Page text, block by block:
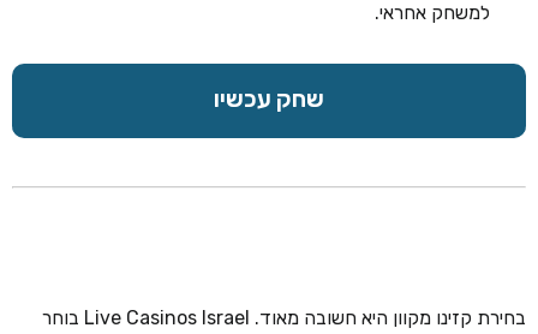
למשחק אחראי.
שחק עכשיו
בחירת קזינו מקוון היא חשובה מאוד. Live Casinos Israel בוחר